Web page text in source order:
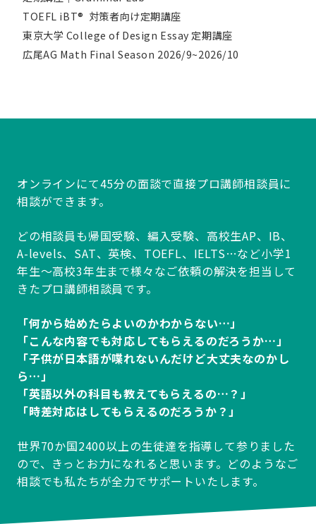
TOEFL iBT® 対策者向け定期講座
東京大学 College of Design Essay 定期講座
広尾AG Math Final Season 2026/9~2026/10
オンラインにて45分の面談で直接プロ講師相談員に
相談ができます。
どの相談員も帰国受験、編入受験、高校生AP、IB、
A-levels、SAT、英検、TOEFL、IELTS…など小学1
年生～高校3年生まで様々なご依頼の解決を担当して
きたプロ講師相談員です。
「何から始めたらよいのかわからない…」
「こんな内容でも対応してもらえるのだろうか…」
「子供が日本語が喋れないんだけど大丈夫なのかし
ら…」
「英語以外の科目も教えてもらえるの…？」
「時差対応はしてもらえるのだろうか？」
世界70か国2400以上の生徒達を指導して参りました
ので、きっとお力になれると思います。どのようなご
相談でも私たちが全力でサポートいたします。